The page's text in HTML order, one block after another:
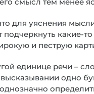
для уяснения
какие-
и пеструю
единице речи –
одно